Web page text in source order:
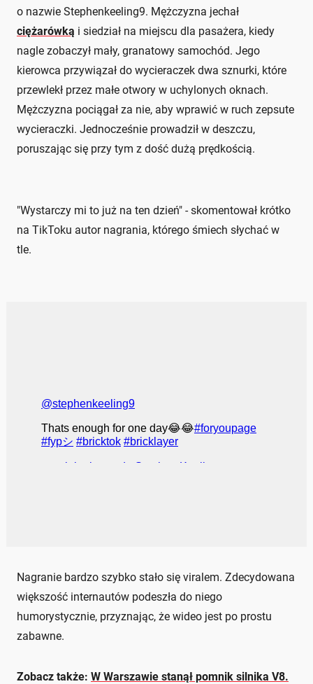
o nazwie Stephenkeeling9. Mężczyzna jechał
ciężarówką i siedział na miejscu dla pasażera, kiedy
nagle zobaczył mały, granatowy samochód. Jego
kierowca przywiązał do wycieraczek dwa sznurki, które
przewlekł przez małe otwory w uchylonych oknach.
Mężczyzna pociągał za nie, aby wprawić w ruch zepsute
wycieraczki. Jednocześnie prowadził w deszczu,
poruszając się przy tym z dość dużą prędkością.
"Wystarczy mi to już na ten dzień" - skomentował krótko
na TikToku autor nagrania, którego śmiech słychać w
tle.
Nagranie bardzo szybko stało się viralem. Zdecydowana
większość internautów podeszła do niego
humorystycznie, przyznając, że wideo jest po prostu
zabawne.
Zobacz także: W Warszawie stanął pomnik silnika V8.